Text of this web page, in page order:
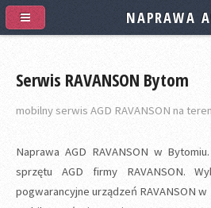
Serwis RAVANSON Bytom
mobilny serwis AGD RAVANSON na
Naprawa AGD RAVANSON w
sprzętu AGD firmy RAVANSON.
pogwarancyjne urządzeń RAVANSON
NAPRAWA